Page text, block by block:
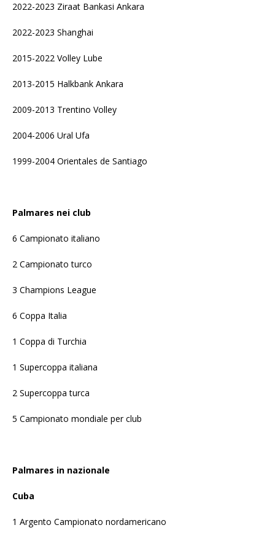
2022-2023 Ziraat Bankasi Ankara
2022-2023 Shanghai
2015-2022 Volley Lube
2013-2015 Halkbank Ankara
2009-2013 Trentino Volley
2004-2006 Ural Ufa
1999-2004 Orientales de Santiago
Palmares nei club
6 Campionato italiano
2 Campionato turco
3 Champions League
6 Coppa Italia
1 Coppa di Turchia
1 Supercoppa italiana
2 Supercoppa turca
5 Campionato mondiale per club
Palmares in nazionale
Cuba
1 Argento Campionato nordamericano